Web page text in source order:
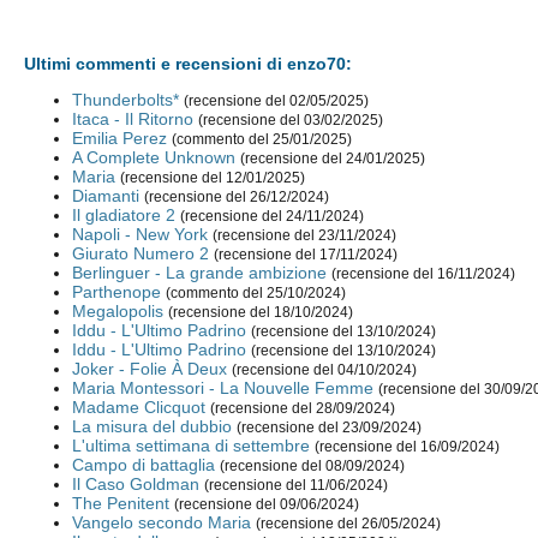
Ultimi commenti e recensioni di enzo70:
Thunderbolts* (recensione del 02/05/2025)
Itaca - Il Ritorno (recensione del 03/02/2025)
Emilia Perez (commento del 25/01/2025)
A Complete Unknown (recensione del 24/01/2025)
Maria (recensione del 12/01/2025)
Diamanti (recensione del 26/12/2024)
Il gladiatore 2 (recensione del 24/11/2024)
Napoli - New York (recensione del 23/11/2024)
Giurato Numero 2 (recensione del 17/11/2024)
Berlinguer - La grande ambizione (recensione del 16/11/2024)
Parthenope (commento del 25/10/2024)
Megalopolis (recensione del 18/10/2024)
Iddu - L'Ultimo Padrino (recensione del 13/10/2024)
Iddu - L'Ultimo Padrino (recensione del 13/10/2024)
Joker - Folie À Deux (recensione del 04/10/2024)
Maria Montessori - La Nouvelle Femme (recensione del 30/09/
Madame Clicquot (recensione del 28/09/2024)
La misura del dubbio (recensione del 23/09/2024)
L'ultima settimana di settembre (recensione del 16/09/2024)
Campo di battaglia (recensione del 08/09/2024)
Il Caso Goldman (recensione del 11/06/2024)
The Penitent (recensione del 09/06/2024)
Vangelo secondo Maria (recensione del 26/05/2024)